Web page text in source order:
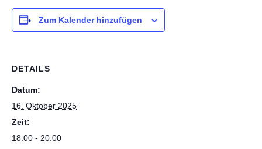
Zum Kalender hinzufügen
DETAILS
Datum:
16. Oktober 2025
Zeit:
18:00 - 20:00